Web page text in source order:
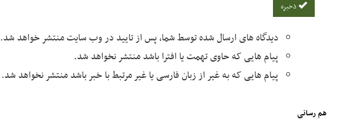
دیدگاه های ارسال شده توسط شما، پس از تایید در وب سایت منتشر خواهد شد.
پیام هایی که حاوی تهمت یا افترا باشد منتشر نخواهد شد.
پیام هایی که به غیر از زبان فارسی یا غیر مرتبط با خبر باشد منتشر نخواهد شد.
هم رسانی